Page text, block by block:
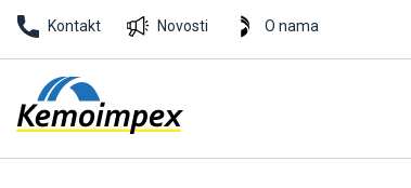
Kontakt Novosti O nama